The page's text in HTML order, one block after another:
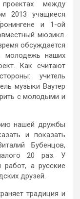
между
2013 учащиеся
и 1-ой
мюзикл.
обсуждается
молодежь наших
Как считают
учитель
музыки Ваутер
с молодыми и
нашей дружбы
и показать
Бубенцов,
20 раз. У
работ, а русские
друзей.
традиция и